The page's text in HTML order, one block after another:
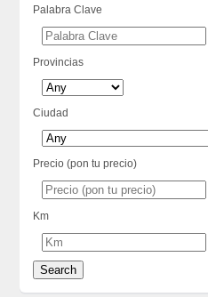
Palabra Clave
Provincias
Ciudad
Precio (pon tu precio)
Km